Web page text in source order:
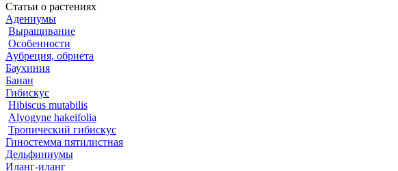
Статьи о растениях
Адениумы
Выращивание
Особенности
Аубреция, обриета
Баухиния
Банан
Гибискус
Hibiscus mutabilis
Alyogyne hakeifolia
Тропический гибискус
Гиностемма пятилистная
Дельфиниумы
Иланг-иланг